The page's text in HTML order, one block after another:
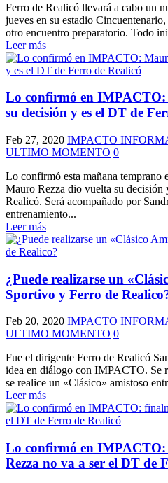
Ferro de Realicó llevará a cabo un
jueves en su estadio
otro encuentro preparatorio. Todo
Leer más
Lo confirmó en
su decisión y es el DT de
Feb 27, 2020 IMPACTO
ULTIMO MOMENTO 0
Lo confirmó esta mañana
Mauro Rezza dio vuelta su decisión
Realicó. Será acompañado por
entrenamiento...
Leer más
¿Puede realizarse un
Sportivo y Ferro de
Feb 20, 2020 IMPACTO
ULTIMO MOMENTO 0
Fue el dirigente Ferro de Realicó
idea en diálogo con IMPACTO. Se
se realice un «Clásico» amistoso
Leer más
Lo confirmó en
Rezza no va a ser el DT de